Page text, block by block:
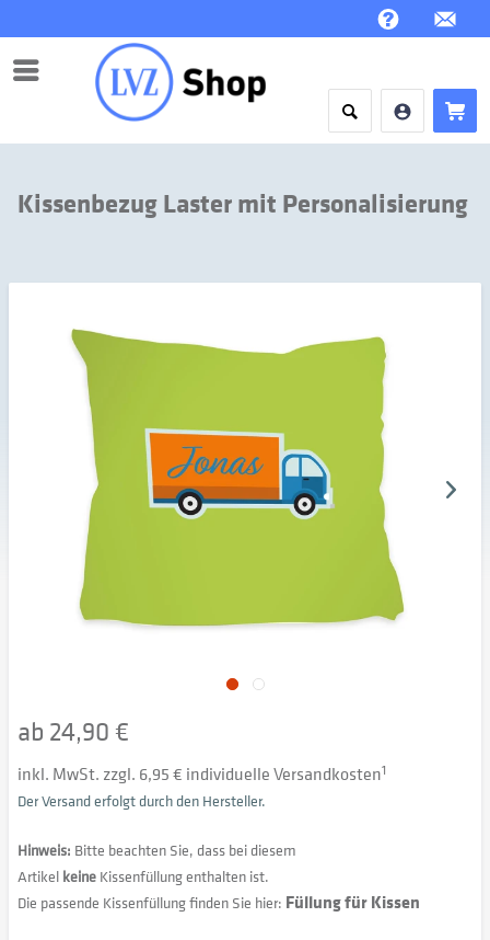
Menü
Kissenbezug Laster mit Personalisierung
ab 24,90 €
inkl. MwSt. zzgl. 6,95 € individuelle Versandkosten1
Der Versand erfolgt durch den Hersteller.
Hinweis: Bitte beachten Sie, dass bei diesem
Artikel keine Kissenfüllung enthalten ist.
Die passende Kissenfüllung finden Sie hier: Füllung für Kissen